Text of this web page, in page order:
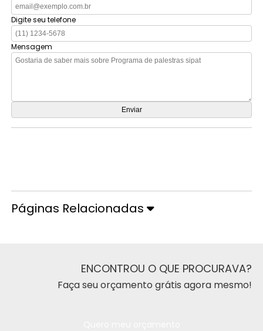
Digite seu telefone
Mensagem
Páginas Relacionadas
ENCONTROU O QUE PROCURAVA?
Faça seu orçamento grátis agora mesmo!